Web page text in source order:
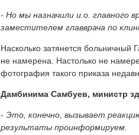
- Но мы назначили и.о. главного
заместителем главврача по
Насколько затянется больничный
не намерена. Настолько не
фотография такого приказа
Дамбинима Самбуев, министр
- Это, конечно, вызывает
результаты проинформируем.